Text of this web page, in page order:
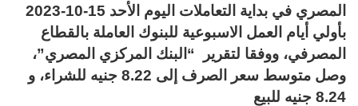
المصري في بداية التعاملات اليوم الأحد 15-10-2023
بأولي أيام العمل الاسبوعية للبنوك العاملة بالقطاع
المصرفي، ووفقا لتقرير “البنك المركزي المصري”،
وصل متوسط سعر الصرف إلى 8.22 جنيه للشراء، و
8.24 جنيه للبيع